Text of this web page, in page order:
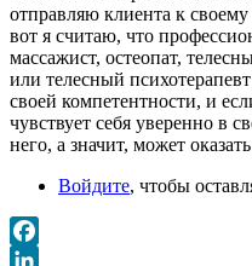
отправляю клиента к
вот я считаю, что
массажист, остеопат,
или телесный
своей компетентности, и
чувствует себя уверенно в
него, а значит, может
Войдите, чтобы
Facebook